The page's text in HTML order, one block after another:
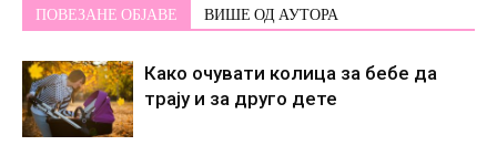
ПОВЕЗАНЕ ОБЈАВЕ ВИШЕ ОД АУТОРА
Како очувати колица за бебе да
трају и за друго дете